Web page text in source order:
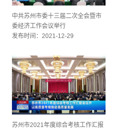
中共苏州市委十三届二次全会暨市
委经济工作会议举行
发布时间：2021-12-29
苏州市2021年度综合考核工作汇报